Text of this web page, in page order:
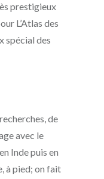
prestigieux
L’Atlas des
spécial des
de
avec le
Inde puis en
à pied; on fait